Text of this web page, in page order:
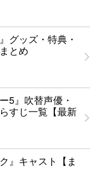
グッズ・特典・
とめ
5』吹替声優・
すじ一覧【最新
』キャスト【ま